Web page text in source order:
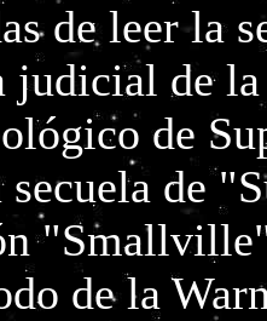
de leer la
judicial de
de
secuela de
de la